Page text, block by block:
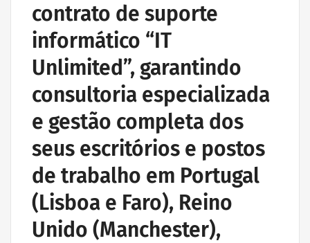
contrato de suporte
informático “IT
Unlimited”, garantindo
consultoria especializada
e gestão completa dos
seus escritórios e postos
de trabalho em Portugal
(Lisboa e Faro), Reino
Unido (Manchester),